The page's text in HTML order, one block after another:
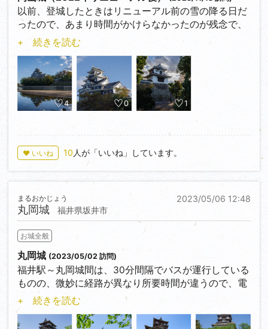
猫城主さんじゅーろー、複雑な巨岩の上に建つ現存二
重櫓など見どころは多い上に、更に奥地には、鎌倉時
代の大松山城跡もある。
今回は現存天守が目的だったので諦めました…
以前、登城したときはリニューアル前の雪の降る日だ
ったので、あまり時間がかけらなかったのが残念で、
今回は改めてゆっくり廻ることにした。
初日は、定番の北側の方から順に。
日が当たると燦然と輝く鯱が遠くからでも目につく。
天守内は、壁、扉、柱、面という面に情報を載せまく
っており、全部読もうと思ったら相当の時間を要する
はず…
も、導線を交差させないためか。
外観復元と割り切り、別棟として作りそうな資料館を
兼ねているのが興味深い。
+ 続きを読む
4 0 1
♥ いいね 10人が「いいね」しています。
2023/05/06 12:48
丸岡城
まるおかじょう
福井県坂井市
お城全般
丸岡城 (2023/05/02 訪問)
福井駅～丸岡城間は、30分間隔でバスが運行している
ものの、微妙に経路が異なり所要時間が違うので、電
車の時刻と合わせようとしている場合は要注意。
現存天守で建築様式は古式ではあるものの、江戸時代
になってから建てられたものといことが最近判明し
+ 続きを読む